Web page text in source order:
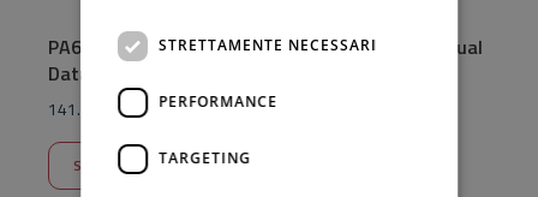
PA6.1.1.g – Potenziamento Infrastruttura “Virtual
Data Center” per l’estensione dei servizi digitali
141.24 KB
SCARICA
STRETTAMENTE NECESSARI
PERFORMANCE
TARGETING